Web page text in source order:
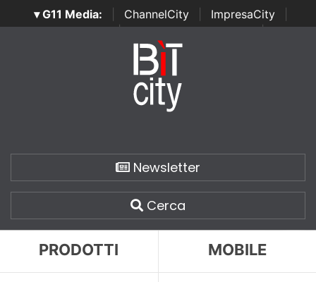
▾ G11 Media: ChannelCity ImpresaCity
SecurityOpenLab | Italian Channel Awards | Italian
Italian Security Awards
Newsletter
Cerca
PRODOTTI MOBILE